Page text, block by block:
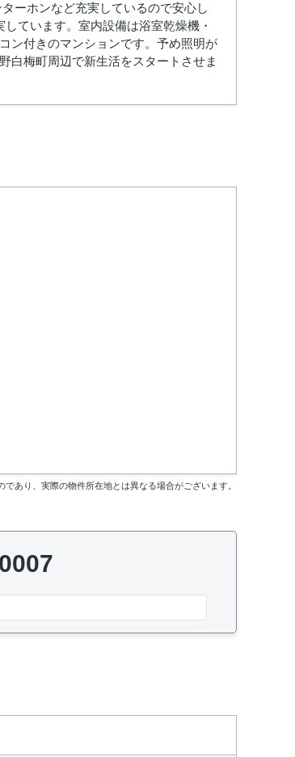
ーホンなど充実しているので安心し
ています。室内設備は浴室乾燥機・
ン付きのマンションです。予め照明が
白梅町周辺で新生活をスタートさせま
あり、実際の物件所在地とは異なる場合がございます。